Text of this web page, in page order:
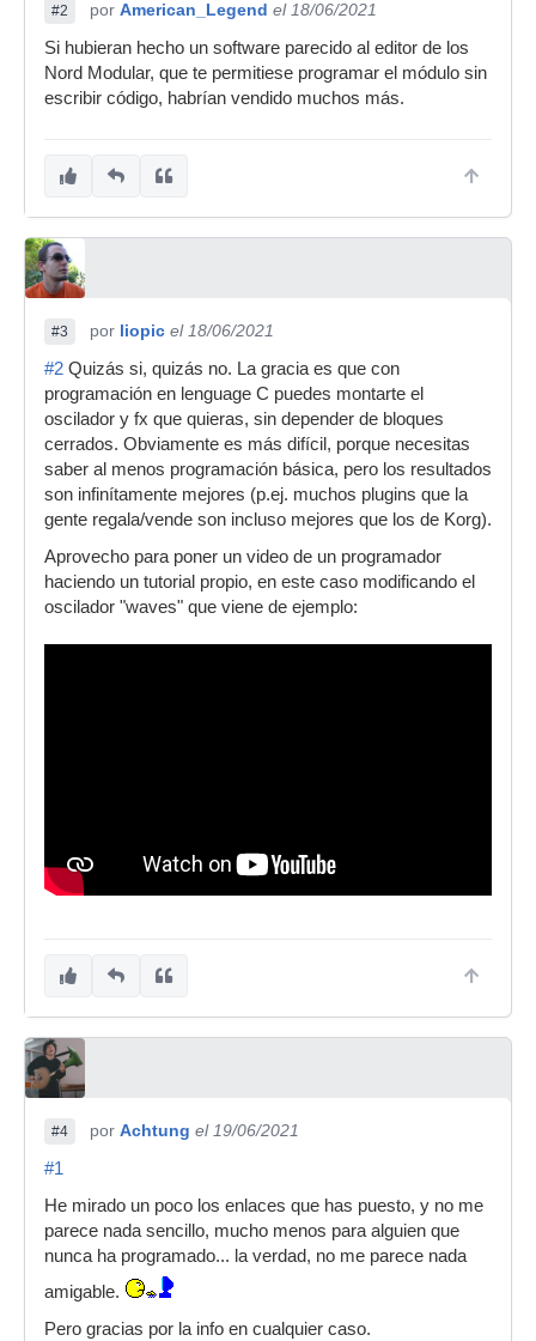
#2 por American_Legend el 18/06/2021
Si hubieran hecho un software parecido al editor de los
Nord Modular, que te permitiese programar el módulo sin
escribir código, habrían vendido muchos más.
#3 por liopic el 18/06/2021
#2 Quizás si, quizás no. La gracia es que con
programación en lenguage C puedes montarte el
oscilador y fx que quieras, sin depender de bloques
cerrados. Obviamente es más difícil, porque necesitas
saber al menos programación básica, pero los resultados
son infinítamente mejores (p.ej. muchos plugins que la
gente regala/vende son incluso mejores que los de Korg).
Aprovecho para poner un video de un programador
haciendo un tutorial propio, en este caso modificando el
oscilador "waves" que viene de ejemplo:
#4 por Achtung el 19/06/2021
#1
He mirado un poco los enlaces que has puesto, y no me
parece nada sencillo, mucho menos para alguien que
nunca ha programado... la verdad, no me parece nada
amigable.
Pero gracias por la info en cualquier caso.